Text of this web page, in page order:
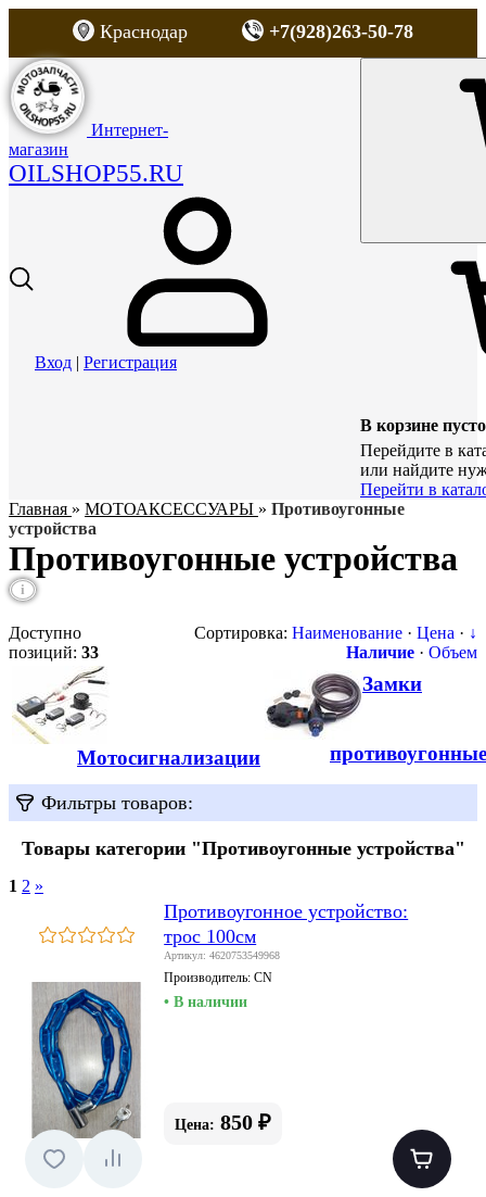
Краснодар +7(928)263-50-78
Интернет-
магазин
OILSHOP55.RU
Вход | Регистрация
В корзине пусто
Перейдите в
или найдите
Перейти в
Главная » МОТОАКСЕССУАРЫ » Противоугонные
устройства
Противоугонные устройства
i
Доступно
позиций: 33
Сортировка: Наименование · Цена · ↓
Наличие · Объем
Мотосигнализации
Замки
противоугонные
Фильтры товаров:
Товары категории "Противоугонные устройства"
1 2 »
Противоугонное устройство:
трос 100см
Артикул: 4620753549968
Производитель:CN
• В наличии
Цена: 850 ₽